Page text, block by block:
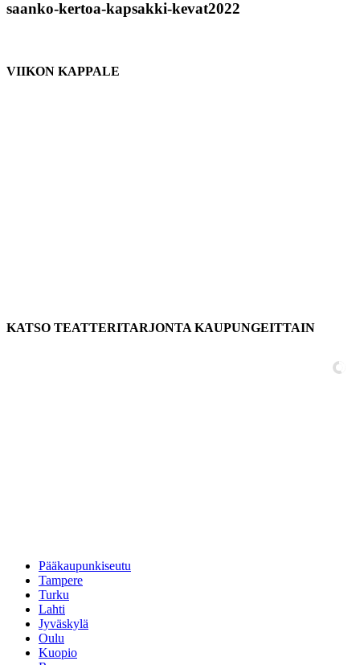
saanko-kertoa-kapsakki-kevat2022
VIIKON KAPPALE
KATSO TEATTERITARJONTA KAUPUNGEITTAIN
Pääkaupunkiseutu
Tampere
Turku
Lahti
Jyväskylä
Oulu
Kuopio